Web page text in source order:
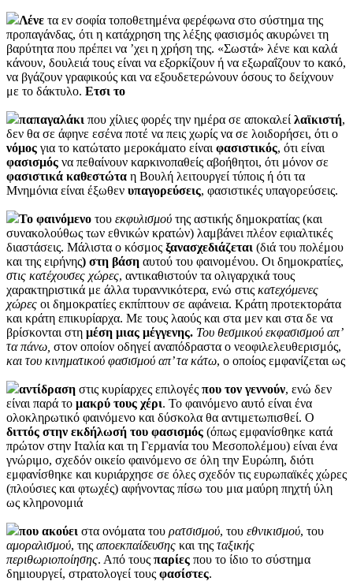
Λένε τα εν σοφία τοποθετημένα φερέφωνα στο σύστημα της
προπαγάνδας, ότι η κατάχρηση της λέξης φασισμός ακυρώνει τη
βαρύτητα που πρέπει να ’χει η χρήση της. «Σωστά» λένε και καλά
κάνουν, δουλειά τους είναι να εξορκίζουν ή να εξωραΐζουν το κακό,
να βγάζουν γραφικούς και να εξουδετερώνουν όσους το δείχνουν
με το δάκτυλο. Ετσι το
παπαγαλάκι που χίλιες φορές την ημέρα σε αποκαλεί λαϊκιστή,
δεν θα σε άφηνε εσένα ποτέ να πεις χωρίς να σε λοιδορήσει, ότι ο
νόμος για το κατώτατο μεροκάματο είναι φασιστικός, ότι είναι
φασισμός να πεθαίνουν καρκινοπαθείς αβοήθητοι, ότι μόνον σε
φασιστικά καθεστώτα η Βουλή λειτουργεί τύποις ή ότι τα
Μνημόνια είναι έξωθεν υπαγορεύσεις, φασιστικές υπαγορεύσεις.
Το φαινόμενο του εκφυλισμού της αστικής δημοκρατίας (και
συνακολούθως των εθνικών κρατών) λαμβάνει πλέον εφιαλτικές
διαστάσεις. Μάλιστα ο κόσμος ξανασχεδιάζεται (διά του πολέμου
και της ειρήνης) στη βάση αυτού του φαινομένου. Οι δημοκρατίες,
στις κατέχουσες χώρες, αντικαθιστούν τα ολιγαρχικά τους
χαρακτηριστικά με άλλα τυραννικότερα, ενώ στις κατεχόμενες
χώρες οι δημοκρατίες εκπίπτουν σε αφάνεια. Κράτη προτεκτοράτα
και κράτη επικυρίαρχα. Με τους λαούς και στα μεν και στα δε να
βρίσκονται στη μέση μιας μέγγενης. Του θεσμικού εκφασισμού απ’
τα πάνω, στον οποίον οδηγεί αναπόδραστα ο νεοφιλελευθερισμός,
και του κινηματικού φασισμού απ’ τα κάτω, ο οποίος εμφανίζεται ως
αντίδραση στις κυρίαρχες επιλογές που τον γεννούν, ενώ δεν
είναι παρά το μακρύ τους χέρι. Το φαινόμενο αυτό είναι ένα
ολοκληρωτικό φαινόμενο και δύσκολα θα αντιμετωπισθεί. Ο
διττός στην εκδήλωσή του φασισμός (όπως εμφανίσθηκε κατά
πρώτον στην Ιταλία και τη Γερμανία του Μεσοπολέμου) είναι ένα
γνώριμο, σχεδόν οικείο φαινόμενο σε όλη την Ευρώπη, διότι
εμφανίσθηκε και κυριάρχησε σε όλες σχεδόν τις ευρωπαϊκές χώρες
(πλούσιες και φτωχές) αφήνοντας πίσω του μια μαύρη πηχτή ύλη
ως κληρονομιά
που ακούει στα ονόματα του ρατσισμού, του εθνικισμού, του
αμοραλισμού, της αποεκπαίδευσης και της ταξικής
περιθωριοποίησης. Από τους παρίες που το ίδιο το σύστημα
δημιουργεί, στρατολογεί τους φασίστες.